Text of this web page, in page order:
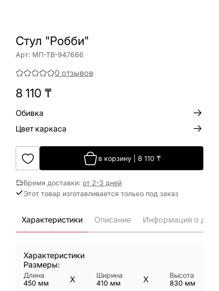
Стул "Робби"
Арт: МП-ТВ-947666
0 отзывов
8 110 ₸
Обивка
Цвет каркаса
в корзину| 8 110 ₸
Время доставки: от 2-3 дней
Этот товар изготавливается только под заказ
Характеристики Описание Информация о
Характеристики
Размеры:
Длина
450 мм X
Ширина
410 мм X
Высота
830 мм